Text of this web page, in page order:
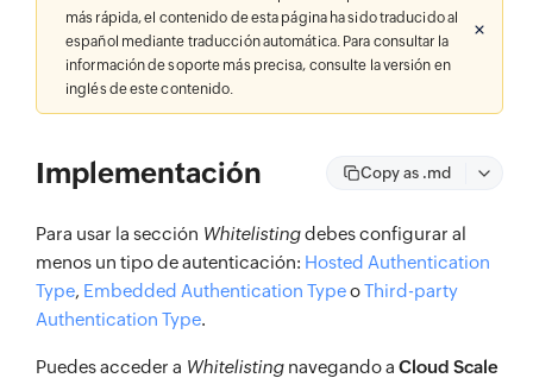
más rápida, el contenido de esta página ha sido traducido al
español mediante traducción automática. Para consultar la
información de soporte más precisa, consulte la versión en
inglés de este contenido.
Implementación Copy as .md
Para usar la sección Whitelistingdebes configurar al
menos un tipo de autenticación: Hosted Authentication
Type, Embedded Authentication TypeoThird-party
Authentication Type.
Puedes acceder a Whitelisting navegando a Cloud Scale